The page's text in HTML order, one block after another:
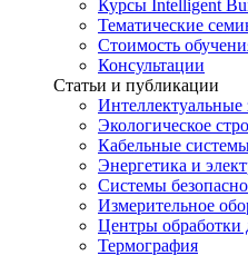
Курсы Intelligent
Тематические
Стоимость
Консультации
Статьи и публикации
Интеллектуальные
Экологическое
Кабельные
Энергетика и
Системы
Измерительное
Центры обработки
Термография